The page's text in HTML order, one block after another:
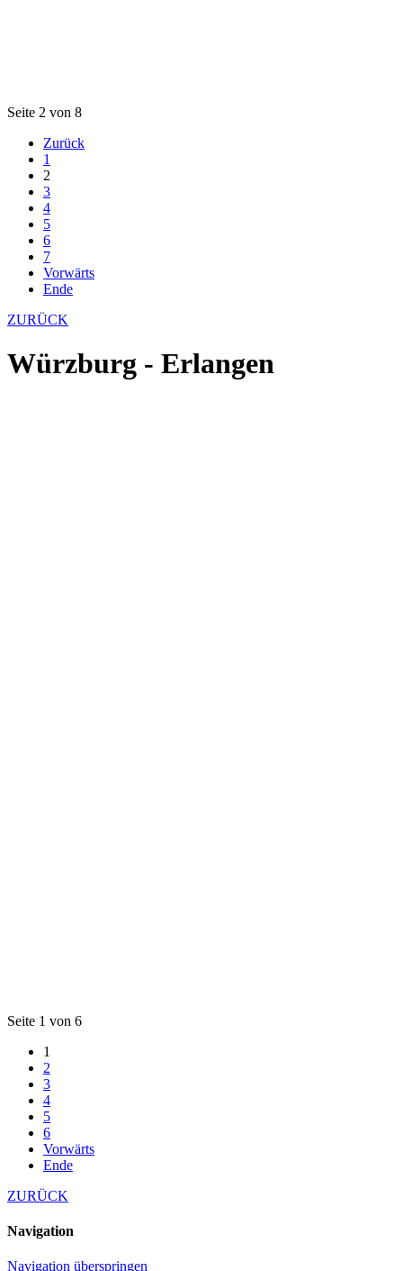
Seite 2 von 8
Zurück
1
2
3
4
5
6
7
Vorwärts
Ende
ZURÜCK
Würzburg - Erlangen
Seite 1 von 6
1
2
3
4
5
6
Vorwärts
Ende
ZURÜCK
Navigation
Navigation überspringen